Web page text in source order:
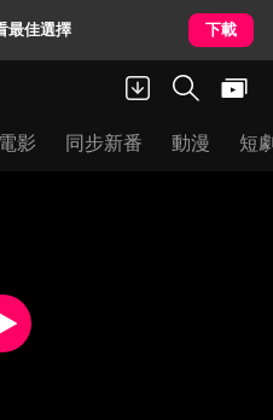
最佳選擇 下載
電影 同步新番 動漫 短